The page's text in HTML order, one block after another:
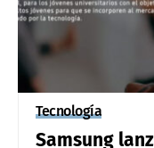
Tecnología
Samsung